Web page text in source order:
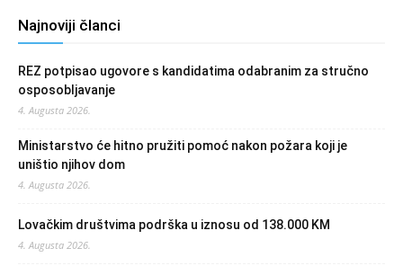
Najnoviji članci
REZ potpisao ugovore s kandidatima odabranim za stručno
osposobljavanje
4. Augusta 2026.
Ministarstvo će hitno pružiti pomoć nakon požara koji je
uništio njihov dom
4. Augusta 2026.
Lovačkim društvima podrška u iznosu od 138.000 KM
4. Augusta 2026.